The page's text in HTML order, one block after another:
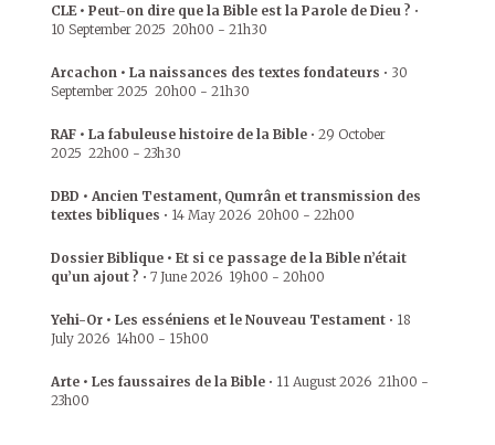
CLE • Peut-on dire que la Bible est la Parole de Dieu ? •
10 September 2025 20h00 - 21h30
Arcachon • La naissances des textes fondateurs • 30
September 2025 20h00 - 21h30
RAF • La fabuleuse histoire de la Bible • 29 October
2025 22h00 - 23h30
DBD • Ancien Testament, Qumrân et transmission des
textes bibliques • 14 May 2026 20h00 - 22h00
Dossier Biblique • Et si ce passage de la Bible n’était
qu’un ajout ? • 7 June 2026 19h00 - 20h00
Yehi-Or • Les esséniens et le Nouveau Testament • 18
July 2026 14h00 - 15h00
Arte • Les faussaires de la Bible • 11 August 2026 21h00 -
23h00